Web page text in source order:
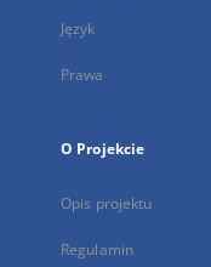
Język
Prawa
O Projekcie
Opis projektu
Regulamin